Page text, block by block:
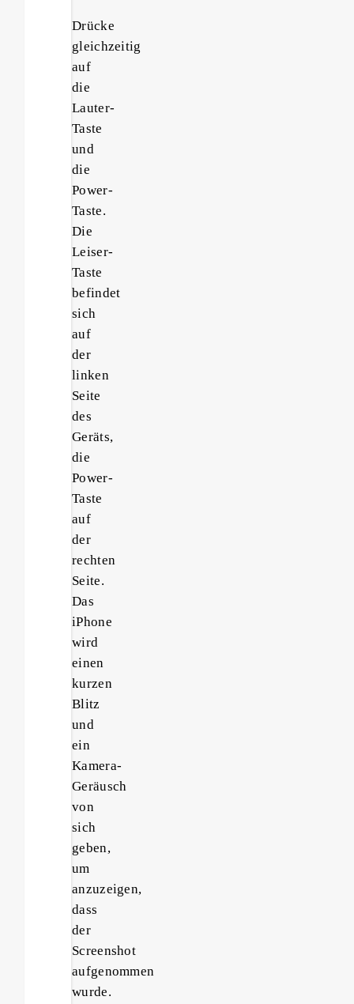
Drücke
gleichzeitig
auf
die
Lauter-
Taste
und
die
Power-
Taste.
Die
Leiser-
Taste
befindet
sich
auf
der
linken
Seite
des
Geräts,
die
Power-
Taste
auf
der
rechten
Seite.
Das
iPhone
wird
einen
kurzen
Blitz
und
ein
Kamera-
Geräusch
von
sich
geben,
um
anzuzeigen,
dass
der
Screenshot
aufgenommen
wurde.